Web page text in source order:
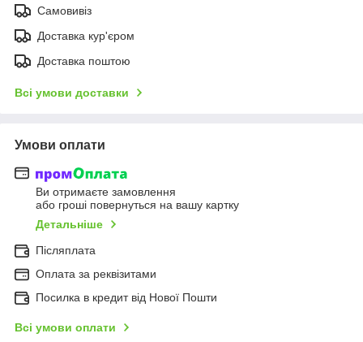
Самовивіз
Доставка кур'єром
Доставка поштою
Всі умови доставки
Умови оплати
Ви отримаєте замовлення
або гроші повернуться на вашу картку
Детальніше
Післяплата
Оплата за реквізитами
Посилка в кредит від Нової Пошти
Всі умови оплати